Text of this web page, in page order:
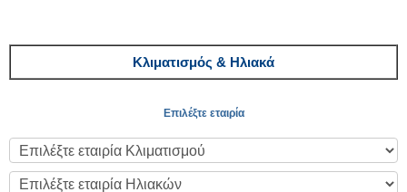
Κλιματισμός & Ηλιακά
Επιλέξτε εταιρία